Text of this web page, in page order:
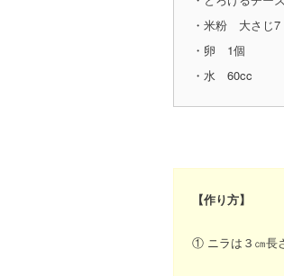
・米粉 大さじ7
・卵 1個
・水 60cc
【作り方】
① ニラは３㎝長